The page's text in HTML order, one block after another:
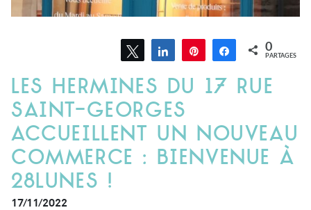
Tweetez Partagez Épingle Partagez
0
PARTAGES
Les hermines du 17 rue
Saint-Georges
accueillent un nouveau
commerce : bienvenue à
28lunes !
17/11/2022